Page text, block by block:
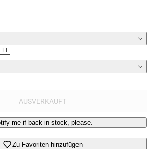
AUSVERKAUFT
me if back in stock, please.
Zu Favoriten hinzufügen